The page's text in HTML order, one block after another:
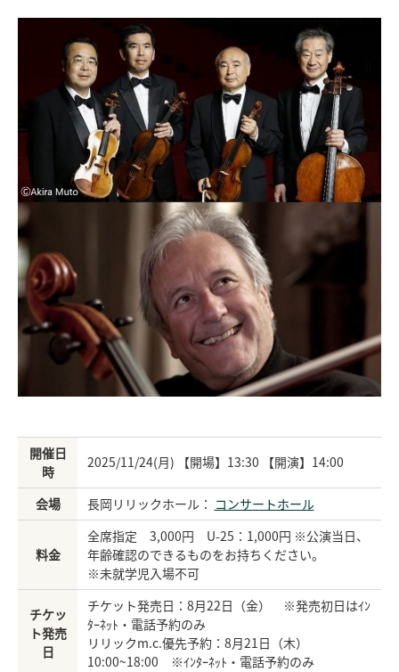
開催日
時
2025/11/24(月) 【開場】13:30 【開演】14:00
会場 長岡リリックホール： コンサートホール
料金
全席指定 3,000円 U-25：1,000円 ※公演当日、
年齢確認のできるものをお持ちください。
※未就学児入場不可
チケッ
ト発売
日
チケット発売日：8月22日（金） ※発売初日はｲﾝ
ﾀｰﾈｯﾄ・電話予約のみ
リリックm.c.優先予約：8月21日（木）
10:00~18:00 ※ｲﾝﾀｰﾈｯﾄ・電話予約のみ